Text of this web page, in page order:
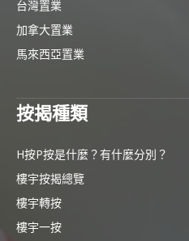
台灣置業
加拿大置業
馬來西亞置業
按揭種類
H按P按是什麼？有什麼分別？
樓宇按揭總覽
樓宇轉按
樓宇一按